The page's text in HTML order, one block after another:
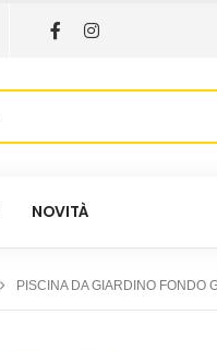
NOVITÀ
PISCINA DA GIARDINO FONDO